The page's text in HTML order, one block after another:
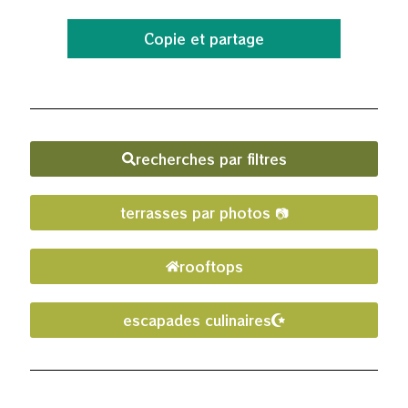
Copie et partage
recherches par filtres
terrasses par photos 📷
rooftops
escapades culinaires